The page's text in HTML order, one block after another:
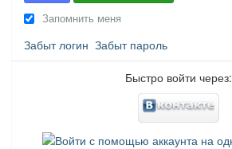
Запомнить меня
Забыт логин Забыт пароль
Быстро войти через: